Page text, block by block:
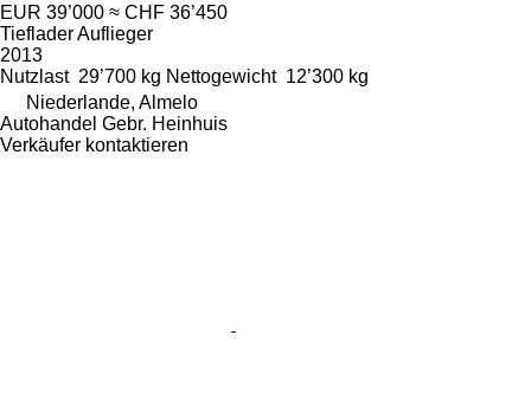
EUR 39’000 ≈ CHF 36’450
Tieflader Auflieger
2013
Nutzlast 29’700 kg Nettogewicht 12’300 kg
Niederlande, Almelo
Autohandel Gebr. Heinhuis
Verkäufer kontaktieren